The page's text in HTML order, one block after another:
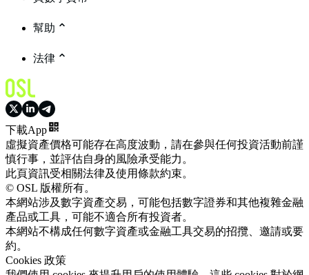
幫助
法律
下載App
虛擬資產價格可能存在高度波動，請在參與任何投資活動前謹
慎行事，並評估自身的風險承受能力。
此頁資訊受相關法律及使用條款約束。
© OSL 版權所有。
本網站涉及數字資產交易，可能包括數字證券和其他複雜金融
產品或工具，可能不適合所有投資者。
本網站不構成任何數字資產或金融工具交易的招攬、邀請或要
約。
Cookies 政策